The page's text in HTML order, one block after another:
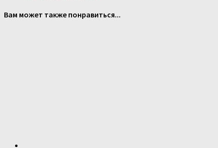
Вам может также понравиться...